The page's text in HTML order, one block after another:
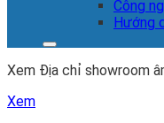
Công
Hướng
Xem Địa chỉ showroom
Xem